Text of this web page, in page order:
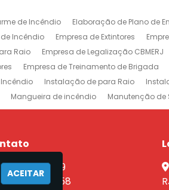
de Incêndio
Elaboração de Plano de
Incêndio Empresa de Extintores
Raio Empresa de Legalização CBMERJ
Empresa de Treinamento de Brigada
Instalação de para Raio
Mangueira de incêndio Manutenção de
de Prevenção e Combate à Incêndio
Empresa de Extintores na Barra da Tijuca
no Rio de Janeiro
Rio de Janeiro
Empresa de Projeto de
(21) 2590-7759
96462-7358
ACEITAR